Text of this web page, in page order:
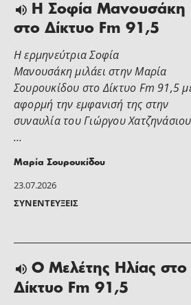
23.07.2026
ΣΥΝΕΝΤΕΎΞΕΙΣ
Η Σοφία Μανουσάκη
στο Δίκτυο Fm 91,5
Η ερμηνεύτρια Σοφία
Μανουσάκη μιλάει στην Μαρία
Σουρουκίδου στο Δίκτυο Fm 91,5
αφορμή την εμφανισή της στην
συναυλία του Γιώργου Χατζηνάσιου
…
Μαρία Σουρουκίδου
Ο Μελέτης Ηλίας στο
Δίκτυο Fm 91,5